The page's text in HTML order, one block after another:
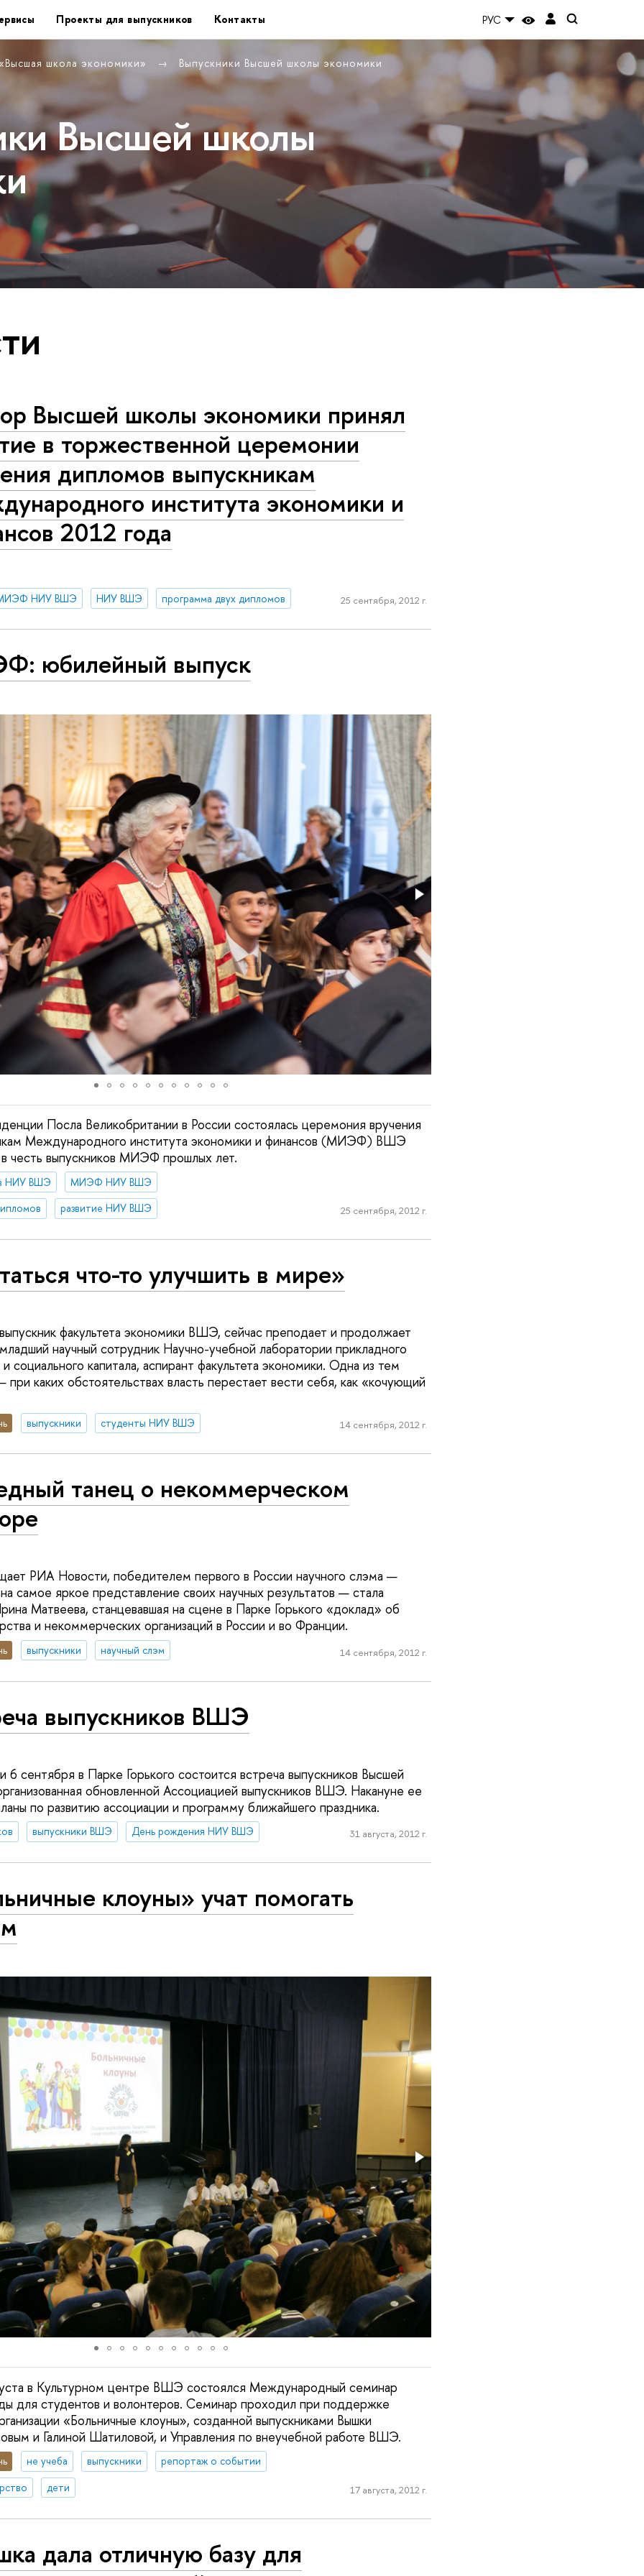
Проекты для выпускников Контакты РУС
школа экономики» Выпускники Высшей школы экономики
Высшей школы
Высшей школы экономики принял
в торжественной церемонии
дипломов выпускникам
института экономики и
2012 года
НИУ ВШЭ НИУ ВШЭ программа двух дипломов 25 сентября, 2012 г.
юбилейный выпуск
Посла Великобритании в России состоялась церемония вручения
Международного института экономики и финансов (МИЭФ) ВШЭ
честь выпускников МИЭФ прошлых лет.
НИУ ВШЭ
МИЭФ НИУ ВШЭ
развитие НИУ ВШЭ 25 сентября, 2012 г.
что-то улучшить в мире»
факультета экономики ВШЭ, сейчас преподает и продолжает
научный сотрудник Научно-учебной лаборатории прикладного
и социального капитала, аспирант факультета экономики. Одна из тем
при каких обстоятельствах власть перестает вести себя, как «кочующий
выпускники студенты НИУ ВШЭ 14 сентября, 2012 г.
танец о некоммерческом
РИА Новости, победителем первого в России научного слэма —
самое яркое представление своих научных результатов — стала
Матвеева, станцевавшая на сцене в Парке Горького «доклад» об
и некоммерческих организаций в России и во Франции.
выпускники научный слэм 14 сентября, 2012 г.
выпускников ВШЭ
сентября в Парке Горького состоится встреча выпускников Высшей
обновленной Ассоциацией выпускников ВШЭ. Накануне ее
по развитию ассоциации и программу ближайшего праздника.
выпускники ВШЭ День рождения НИУ ВШЭ 31 августа, 2012 г.
клоуны» учат помогать
в Культурном центре ВШЭ состоялся Международный семинар
для студентов и волонтеров. Семинар проходил при поддержке
«Больничные клоуны», созданной выпускниками Вышки
и Галиной Шатиловой, и Управления по внеучебной работе ВШЭ.
не учеба выпускники
репортаж о событии
дети 17 августа, 2012 г.
дала отличную базу для